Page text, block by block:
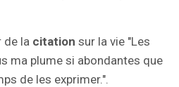
de la citation sur la vie "Les
ma plume si abondantes que
de les exprimer.".